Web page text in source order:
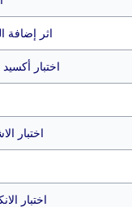
اثر إضافة
اختبار
اختبار
اختبار